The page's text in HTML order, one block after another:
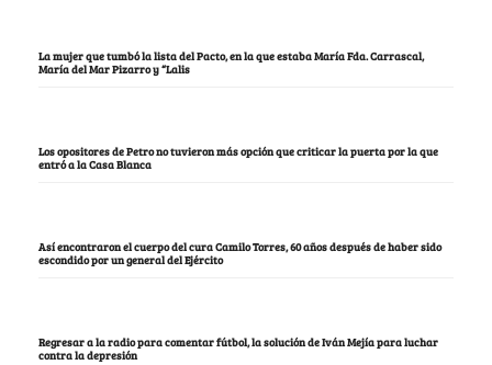
La mujer que tumbó la lista del Pacto, en la que estaba María Fda. Carrascal,
María del Mar Pizarro y “Lalis
Los opositores de Petro no tuvieron más opción que criticar la puerta por la que
entró a la Casa Blanca
Así encontraron el cuerpo del cura Camilo Torres, 60 años después de haber sido
escondido por un general del Ejército
Regresar a la radio para comentar fútbol, la solución de Iván Mejía para luchar
contra la depresión